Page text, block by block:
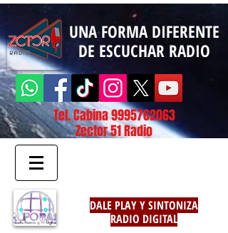
UNA FORMA DIFERENTE
DE ESCUCHAR RADIO
Tel. Cabina9995762063
Zector 51 Radio
DALE PLAY Y SINTONIZA
RADIO DIGITAL